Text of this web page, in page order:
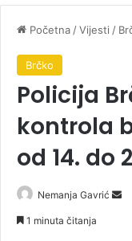
Početna /Vijesti /
Brčko
Policija
kontrola
od 14. do
Nemanja Gavrić
1 minuta čitanja